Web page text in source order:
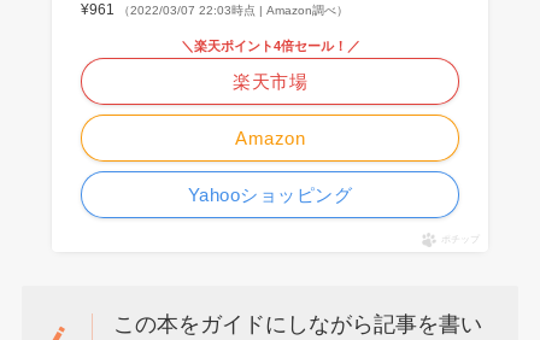
¥961
（2022/03/07 22:03時点 | Amazon調べ）
Amazon
＼楽天ポイント4倍セール！／
楽天市場
Yahooショッピング
ポチップ
この本をガイドにしながら記事を書い